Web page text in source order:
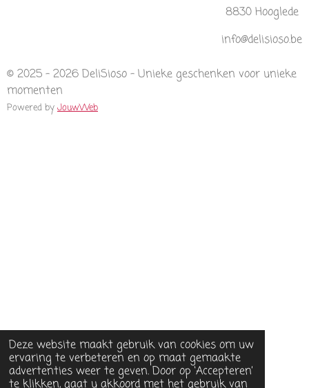
Deze website maakt gebruik van cookies om uw
ervaring te verbeteren en op maat gemaakte
advertenties weer te geven. Door op ‘Accepteren’
8830 Hooglede
info@delisioso.be
© 2025 - 2026 DeliSioso - Unieke geschenken voor unieke
momenten
Powered by JouwWeb